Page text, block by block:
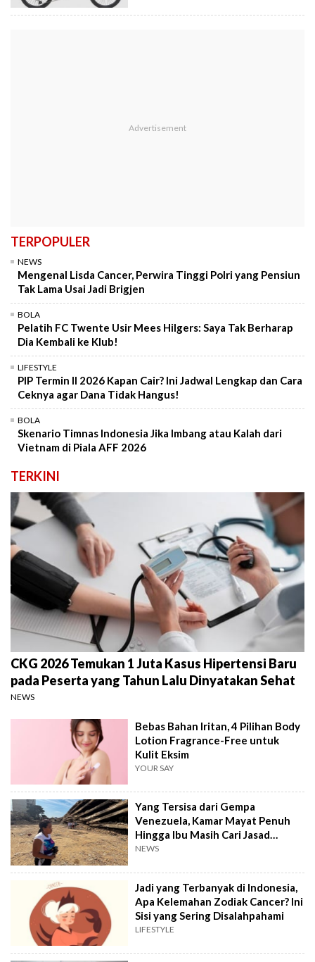
TERPOPULER
NEWS
Mengenal Lisda Cancer, Perwira Tinggi Polri yang Pensiun
Tak Lama Usai Jadi Brigjen
BOLA
Pelatih FC Twente Usir Mees Hilgers: Saya Tak Berharap
Dia Kembali ke Klub!
LIFESTYLE
PIP Termin II 2026 Kapan Cair? Ini Jadwal Lengkap dan Cara
Ceknya agar Dana Tidak Hangus!
BOLA
Skenario Timnas Indonesia Jika Imbang atau Kalah dari
Vietnam di Piala AFF 2026
TERKINI
CKG 2026 Temukan 1 Juta Kasus Hipertensi Baru
pada Peserta yang Tahun Lalu Dinyatakan Sehat
NEWS
Bebas Bahan Iritan, 4 Pilihan Body
Lotion Fragrance-Free untuk
Kulit Eksim
YOUR SAY
Yang Tersisa dari Gempa
Venezuela, Kamar Mayat Penuh
Hingga Ibu Masih Cari Jasad
Anaknya
NEWS
Jadi yang Terbanyak di Indonesia,
Apa Kelemahan Zodiak Cancer? Ini
Sisi yang Sering Disalahpahami
LIFESTYLE